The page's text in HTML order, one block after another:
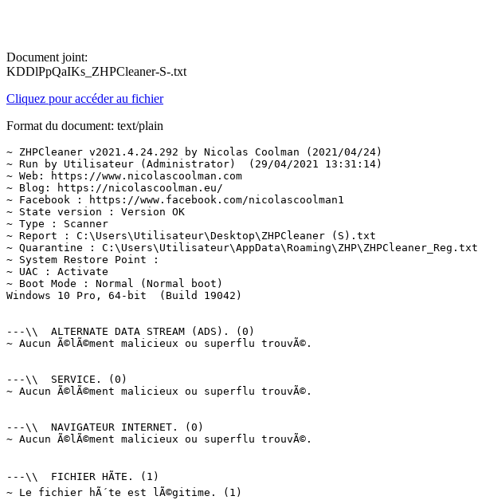
Document joint:
KDDlPpQaIKs_ZHPCleaner-S-.txt
Cliquez pour accéder au fichier
Format du document: text/plain
~ ZHPCleaner v2021.4.24.292 by Nicolas Coolman (2021/04/24)
~ Run by Utilisateur (Administrator)  (29/04/2021 13:31:14)
~ Web: https://www.nicolascoolman.com
~ Blog: https://nicolascoolman.eu/
~ Facebook : https://www.facebook.com/nicolascoolman1
~ State version : Version OK
~ Type : Scanner
~ Report : C:\Users\Utilisateur\Desktop\ZHPCleaner (S).txt
~ Quarantine : C:\Users\Utilisateur\AppData\Roaming\ZHP\ZHPCleaner_Reg.txt
~ System Restore Point :
~ UAC : Activate
~ Boot Mode : Normal (Normal boot)
Windows 10 Pro, 64-bit  (Build 19042)
---\\  ALTERNATE DATA STREAM (ADS). (0)
~ Aucun Ã©lÃ©ment malicieux ou superflu trouvÃ©.
---\\  SERVICE. (0)
~ Aucun Ã©lÃ©ment malicieux ou superflu trouvÃ©.
---\\  NAVIGATEUR INTERNET. (0)
~ Aucun Ã©lÃ©ment malicieux ou superflu trouvÃ©.
---\\  FICHIER HÃTE. (1)
~ Le fichier hÃ´te est lÃ©gitime. (1)